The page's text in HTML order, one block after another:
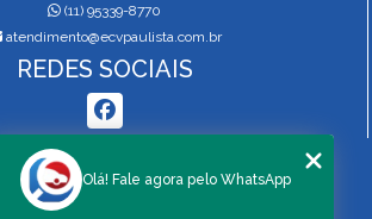
(11) 95339-8770
atendimento@ecvpaulista.com.br
REDES SOCIAIS
MENU
Olá! Fale agora pelo WhatsApp